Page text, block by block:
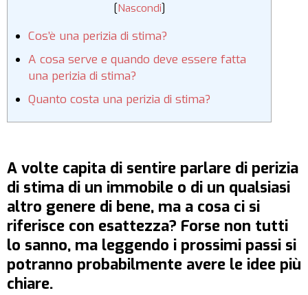
[Nascondi]
Cos’è una perizia di stima?
A cosa serve e quando deve essere fatta
una perizia di stima?
Quanto costa una perizia di stima?
A volte capita di sentire parlare di perizia
di stima di un immobile o di un qualsiasi
altro genere di bene, ma a cosa ci si
riferisce con esattezza? Forse non tutti
lo sanno, ma leggendo i prossimi passi si
potranno probabilmente avere le idee più
chiare.